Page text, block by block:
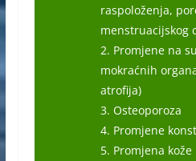
raspoloženja,
menstruacijskog
2. Promjene na
mokraćnih
atrofija)
3. Osteoporoza
4. Promjene
5. Promjena kože